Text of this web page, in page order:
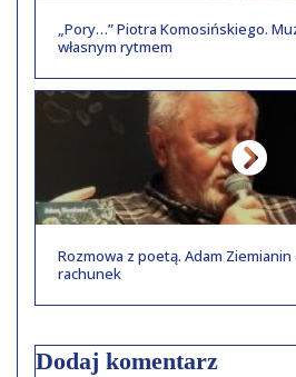
„Pory…” Piotra Komosińskiego.
własnym rytmem
Rozmowa z poetą. Adam Ziemianin
rachunek
Dodaj komentarz